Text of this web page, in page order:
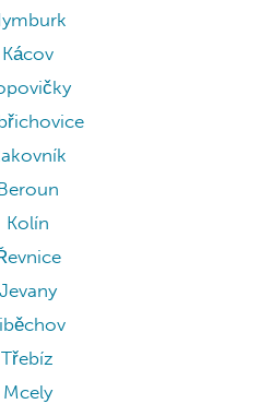
Kácov
Kolín
Jevany
Třebíz
Mcely